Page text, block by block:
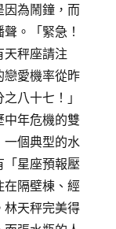
因為鬧鐘，而
。「緊急！
天秤座請注
戀愛機率從昨
八十七！」
中年危機的雙
一個典型的水
星座預報壓
在隔壁棟、經
林天秤完美得